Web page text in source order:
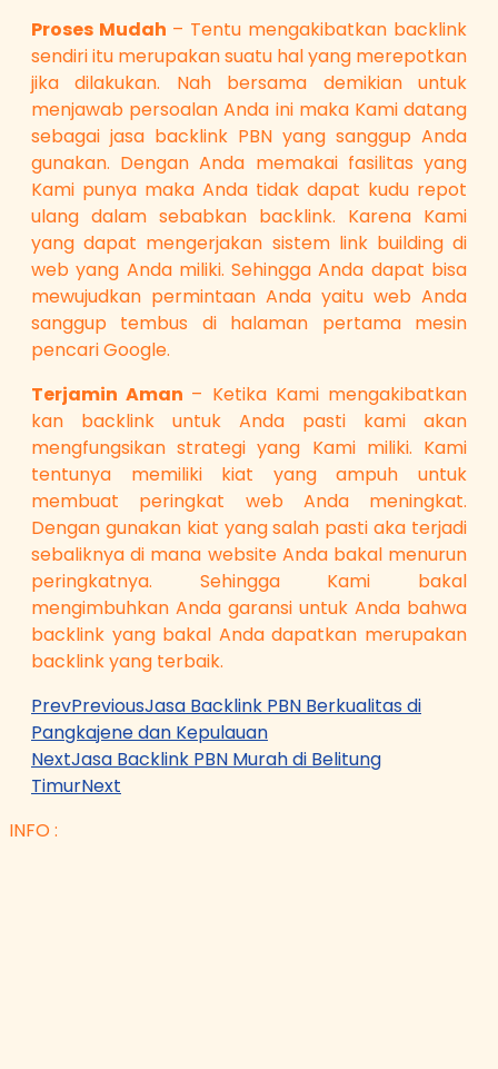
Proses Mudah – Tentu mengakibatkan backlink
sendiri itu merupakan suatu hal yang merepotkan
jika dilakukan. Nah bersama demikian untuk
menjawab persoalan Anda ini maka Kami datang
sebagai jasa backlink PBN yang sanggup Anda
gunakan. Dengan Anda memakai fasilitas yang
Kami punya maka Anda tidak dapat kudu repot
ulang dalam sebabkan backlink. Karena Kami
yang dapat mengerjakan sistem link building di
web yang Anda miliki. Sehingga Anda dapat bisa
mewujudkan permintaan Anda yaitu web Anda
sanggup tembus di halaman pertama mesin
pencari Google.
Terjamin Aman – Ketika Kami mengakibatkan
kan backlink untuk Anda pasti kami akan
mengfungsikan strategi yang Kami miliki. Kami
tentunya memiliki kiat yang ampuh untuk
membuat peringkat web Anda meningkat.
Dengan gunakan kiat yang salah pasti aka terjadi
sebaliknya di mana website Anda bakal menurun
peringkatnya. Sehingga Kami bakal
mengimbuhkan Anda garansi untuk Anda bahwa
backlink yang bakal Anda dapatkan merupakan
backlink yang terbaik.
PrevPreviousJasa Backlink PBN Berkualitas di
Pangkajene dan Kepulauan
NextJasa Backlink PBN Murah di Belitung
TimurNext
INFO :